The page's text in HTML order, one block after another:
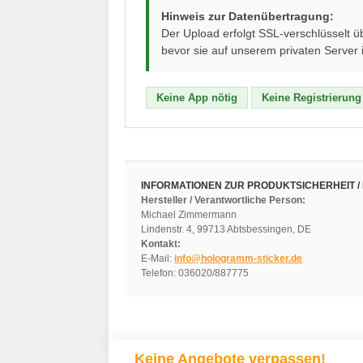
Hinweis zur Datenübertragung:
Der Upload erfolgt SSL-verschlüsselt
bevor sie auf unserem privaten
Keine App nötig Keine Registrierung
INFORMATIONEN ZUR PRODUKTSICHERHEIT
Hersteller / Verantwortliche Person:
Michael Zimmermann
Lindenstr. 4, 99713 Abtsbessingen, DE
Kontakt:
E-Mail:info@hologramm-sticker.de
Telefon: 036020/887775
Keine Angebote verpassen!